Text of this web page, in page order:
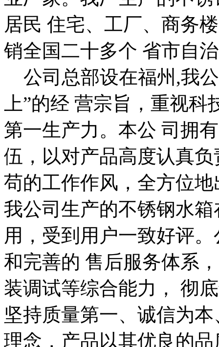
居民 住宅、工厂、商务
销全国二十多个 省市自
公司总部设在福州,我
上”的经 营宗旨，重视
第一生产力。本公 司拥
伍，以对产品高度认真
苟的工作作风，全方位
我公司生产的不锈钢水
用，受到用户一致好评
和完善的 售后服务体系
装调试等综合能力， 彻
坚持质量第一、诚信为
理念，产品以其优良的